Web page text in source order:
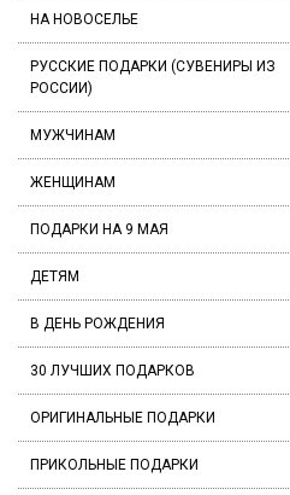
НА НОВОСЕЛЬЕ
РУССКИЕ ПОДАРКИ (СУВЕНИРЫ ИЗ
РОССИИ)
МУЖЧИНАМ
ЖЕНЩИНАМ
ПОДАРКИ НА 9 МАЯ
ДЕТЯМ
В ДЕНЬ РОЖДЕНИЯ
30 ЛУЧШИХ ПОДАРКОВ
ОРИГИНАЛЬНЫЕ ПОДАРКИ
ПРИКОЛЬНЫЕ ПОДАРКИ